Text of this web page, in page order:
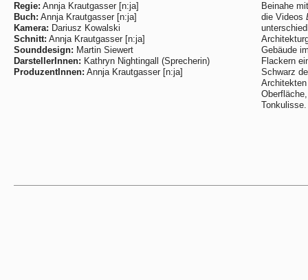
Regie: Annja Krautgasser [n:ja]
Buch: Annja Krautgasser [n:ja]
Kamera: Dariusz Kowalski
Schnitt: Annja Krautgasser [n:ja]
Sounddesign: Martin Siewert
DarstellerInnen: Kathryn Nightingall (Sprecherin)
ProduzentInnen: Annja Krautgasser [n:ja]
Beinahe
die Videos
Gebäude
Flackern
Schwarz
Tonkulisse.